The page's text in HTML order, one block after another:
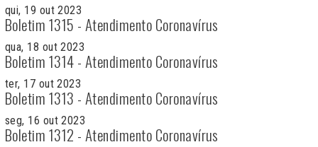
qui, 19 out 2023
Boletim 1315 - Atendimento Coronavírus
qua, 18 out 2023
Boletim 1314 - Atendimento Coronavírus
ter, 17 out 2023
Boletim 1313 - Atendimento Coronavírus
seg, 16 out 2023
Boletim 1312 - Atendimento Coronavírus